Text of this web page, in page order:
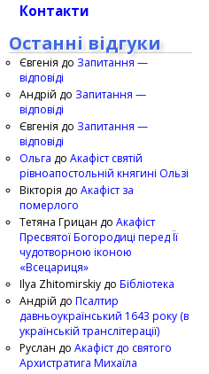
Контакти
Останні відгуки
Євгенія до Запитання —
відповіді
Андрій до Запитання —
відповіді
Євгенія до Запитання —
відповіді
Ольга до Акафіст святій
рівноапостольній княгині Ользі
Вікторія до Акафіст за
померлого
Тетяна Грицан до Акафіст
Пресвятої Богородиці перед Її
чудотворною іконою
«Всецариця»
Ilya Zhitomirskiy до Бібліотека
Андрій до Псалтир
давньоукраїнський 1643 року (в
українській транслітерації)
Руслан до Акафіст до святого
Архистратига Михаїла